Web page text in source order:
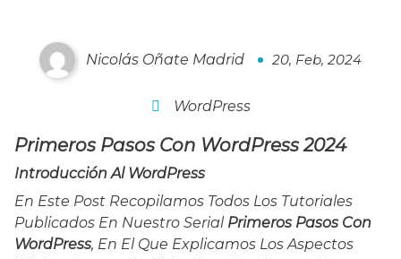
0
Nicolás Oñate Madrid 20, Feb, 2024
WordPress
Primeros Pasos Con WordPress 2024
Introducción Al WordPress
En Este Post Recopilamos Todos Los Tutoriales
Publicados En Nuestro Serial Primeros Pasos Con
WordPress, En El Que Explicamos Los Aspectos